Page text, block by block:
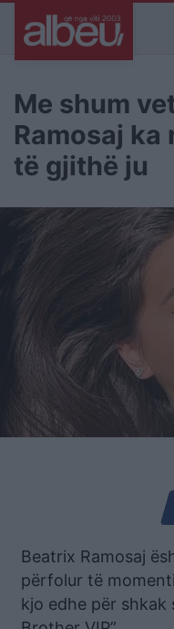
Me shum
Ramosaj ka
të gjithë ju
Beatrix Ramosaj
përfolur të
kjo edhe për shkak